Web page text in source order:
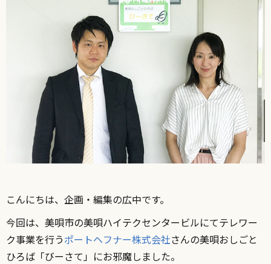
こんにちは、企画・編集の広中です。
今回は、美唄市の美唄ハイテクセンタービルにてテレワー
ク事業を行うポートヘフナー株式会社さんの美唄おしごと
ひろば「びーさて」にお邪魔しました。